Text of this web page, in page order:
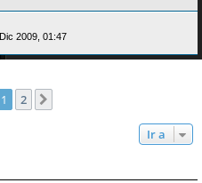
2009, 01:47
1 2
Ir a